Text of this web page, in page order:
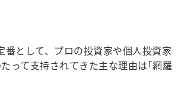
として、プロの投資家や個人投資家
って支持されてきた主な理由は｢網羅